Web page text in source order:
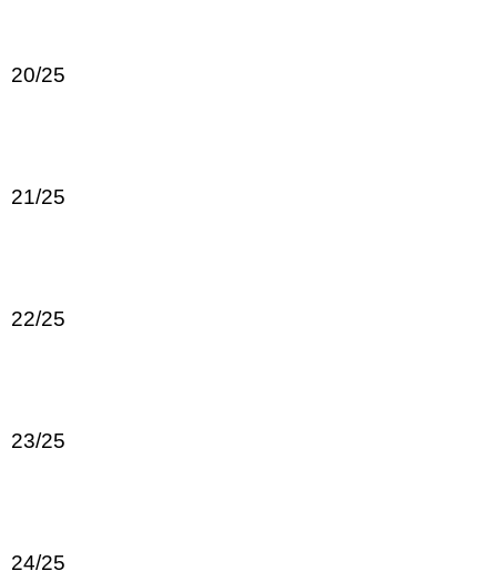
20/25
21/25
22/25
23/25
24/25